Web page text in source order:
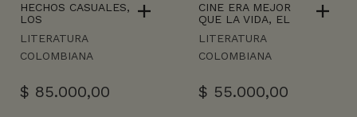
HECHOS CASUALES,
LOS
LITERATURA
COLOMBIANA
$ 85.000,00
CINE ERA MEJOR
QUE LA VIDA, EL
LITERATURA
COLOMBIANA
$ 55.000,00